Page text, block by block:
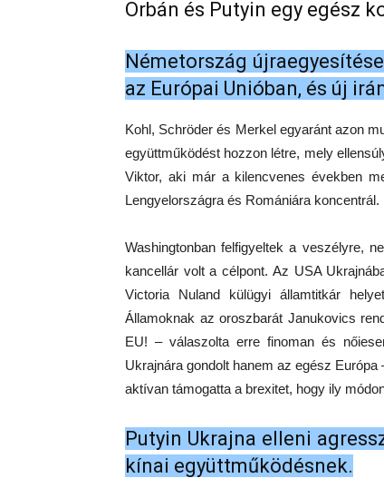
Orbán és Putyin egy egész
Németország
az Európai Unióban, és új
Kohl, Schröder és Merkel egyaránt azon
együttműködést hozzon létre, mely
Viktor, aki már a kilencvenes években
Lengyelországra és Romániára koncentrál.
Washingtonban felfigyeltek a veszélyre,
kancellár volt a célpont. Az USA
Victoria Nuland külügyi államtitkár
Államoknak az oroszbarát Janukovics
EU! – válaszolta erre finoman és
Ukrajnára gondolt hanem az egész
aktívan támogatta a brexitet, hogy ily
Putyin Ukrajna elleni
kínai együttműködésnek.